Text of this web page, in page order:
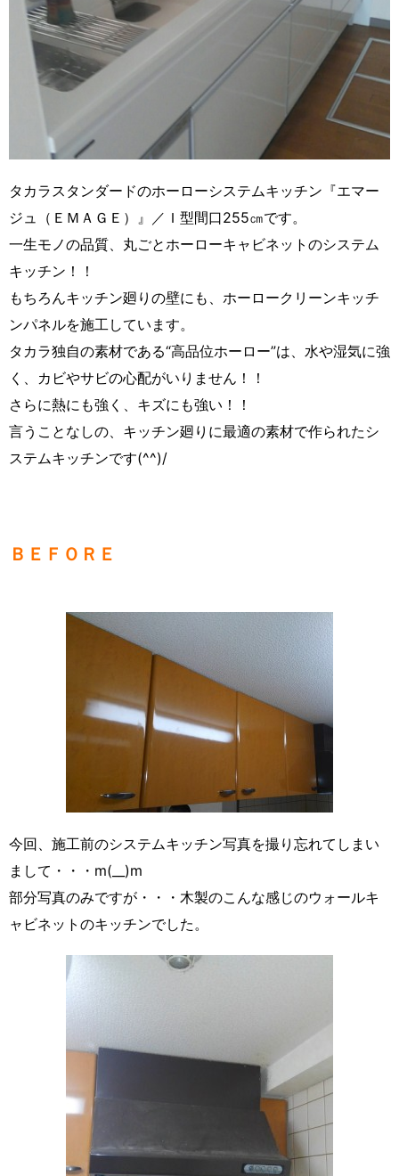
タカラスタンダードのホーローシステムキッチン『エマー
ジュ（ＥＭＡＧＥ）』／Ｉ型間口255㎝です。
一生モノの品質、丸ごとホーローキャビネットのシステム
キッチン！！
もちろんキッチン廻りの壁にも、ホーロークリーンキッチ
ンパネルを施工しています。
タカラ独自の素材である“高品位ホーロー”は、水や湿気に強
く、カビやサビの心配がいりません！！
さらに熱にも強く、キズにも強い！！
言うことなしの、キッチン廻りに最適の素材で作られたシ
ステムキッチンです(^^)/
ＢＥＦＯＲＥ
今回、施工前のシステムキッチン写真を撮り忘れてしまい
まして・・・m(__)m
部分写真のみですが・・・木製のこんな感じのウォールキ
ャビネットのキッチンでした。